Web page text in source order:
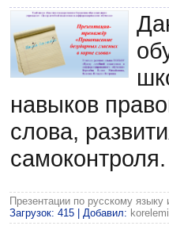
навыков
слова,
самоконтроля.
Презентации по русскому языку
Загрузок: 415 | Добавил: korelemi